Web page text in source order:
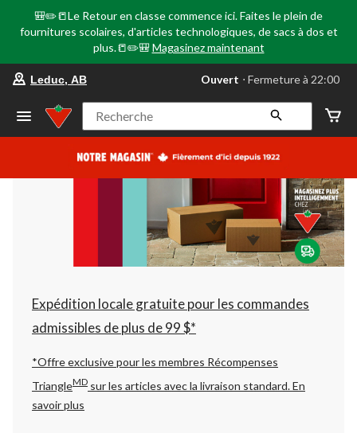
🎒✏️📒Le Retour en classe commence ici. Faites le plein de
fournitures scolaires, d'articles technologiques, de sacs à dos et
plus.📒✏️🎒 Magasinez maintenant
votre
préféré
Leduc,
AB,
courament
Fermeture
à
22:00
cliquer
pour
changer
Leduc, AB Ouvert ⋅ Fermeture à 22:00
Recherche
Expédition locale gratuite pour les commandes
admissibles de plus de 99 $*
*Offre exclusive pour les membres Récompenses
TriangleMD sur les articles avec la livraison standard.En
savoir plus